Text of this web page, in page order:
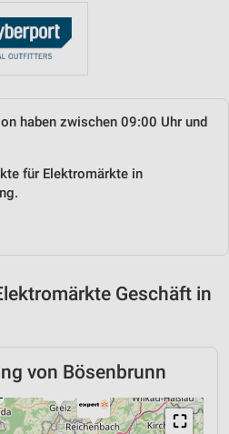
haben zwischen 09:00 Uhr und
für Elektromärkte in
Geschäft in
von Bösenbrunn
⛶